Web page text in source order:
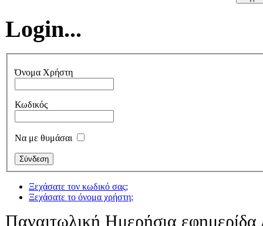
Login...
Όνομα Χρήστη
Κωδικός
Να με θυμάσαι
Ξεχάσατε τον κωδικό σας;
Ξεχάσατε το όνομα χρήστη;
Παναιτωλική Ημερήσια εφημερίδα